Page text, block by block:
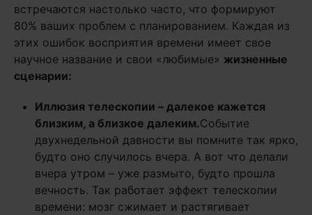
встречаются настолько часто, что формируют
80% ваших проблем с планированием. Каждая из
этих ошибок восприятия времени имеет свое
научное название и свои «любимые» жизненные
сценарии:
Иллюзия телескопии – далекое кажется
близким, а близкое далеким.Событие
двухнедельной давности вы помните так ярко,
будто оно случилось вчера. А вот что делали
вчера утром – уже размыто, будто прошла
вечность. Так работает эффект телескопии
времени: мозг сжимает и растягивает